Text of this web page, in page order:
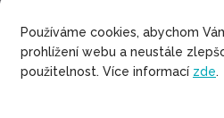
Používáme cookies, abychom
prohlížení webu a neustále
použitelnost. Více informací zde.